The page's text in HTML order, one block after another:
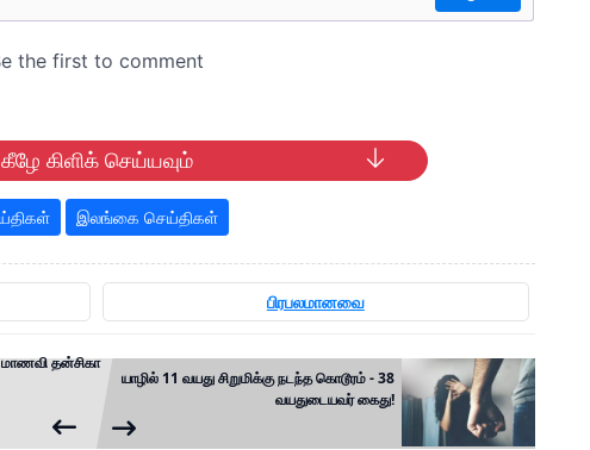
கிளிக் செய்யவும்
இலங்கை செய்திகள்
பிரபலமானவை
மாணவி தன்சிகா
யாழில் 11 வயது சிறுமிக்கு நடந்த கொடூரம் - 38
வயதுடையவர் கைது!